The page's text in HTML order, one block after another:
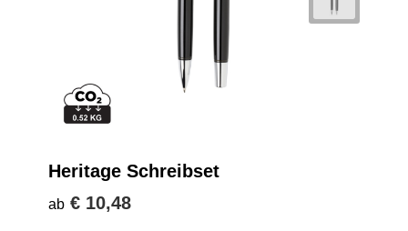
Heritage Schreibset
ab € 10,48